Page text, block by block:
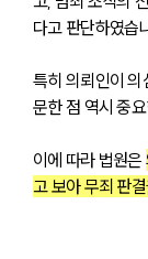
다고 판단하였습
특히 의뢰인이
문한 점 역시 중
이에 따라 법원은
고 보아 무죄 판